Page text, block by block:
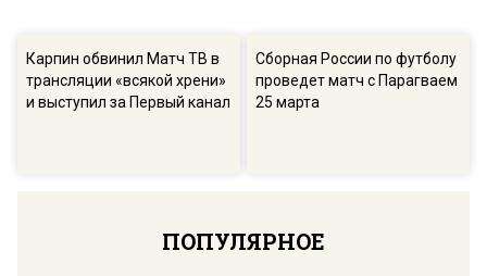
Карпин обвинил Матч ТВ в
трансляции «всякой хрени»
и выступил за Первый канал
Сборная России по футболу
проведет матч с Парагваем
25 марта
ПОПУЛЯРНОЕ